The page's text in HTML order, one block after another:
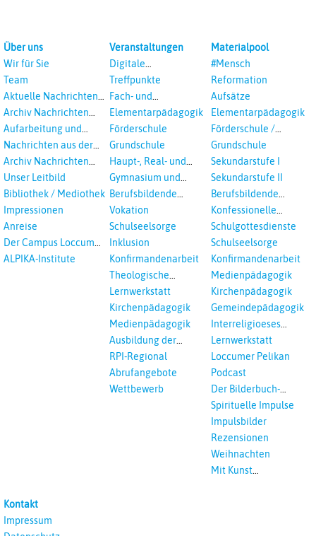
Über uns
Wir für Sie
Team
Aktuelle Nachrichten
aus dem RPI
Archiv Nachrichten
aus dem RPI ab 2018
Aufarbeitung und
Prävention
Landeskirche und EKD
Nachrichten aus der
Landeskirche
Archiv Nachrichten
aus der Landeskirche
Unser Leitbild
Bibliothek / Mediothek
Impressionen
Anreise
Der Campus Loccum
und Loccumer
ALPIKA-Institute
Veranstaltungen
Digitale
Veranstaltungen
Treffpunkte
Fach- und
Studientagungen
Elementarpädagogik
Förderschule
Grundschule
Haupt-, Real- und
Oberschule
Gymnasium und
Gesamtschule
Berufsbildende
Schulen
Vokation
Schulseelsorge
Inklusion
Konfirmandenarbeit
Theologische
Fortbildungen,
Interreligöses Lernen
Lernwerkstatt
Kirchenpädagogik
Medienpädagogik
Ausbildung der
Vikar*innen
RPI-Regional
Abrufangebote
Wettbewerb
Materialpool
#Mensch
Reformation
Aufsätze
Elementarpädagogik
Förderschule /
Inklusion
Grundschule
Sekundarstufe I
Sekundarstufe II
Berufsbildende
Schulen
Konfessionelle
Kooperation
Schulgottesdienste
Schulseelsorge
Konfirmandenarbeit
Medienpädagogik
Kirchenpädagogik
Gemeindepädagogik
Interreligioeses
Lernen
Lernwerkstatt
Loccumer Pelikan
Podcast
Der Bilderbuch-
Podcast
Spirituelle Impulse
Impulsbilder
Rezensionen
Weihnachten
Mit Kunst
Kontakt
Impressum